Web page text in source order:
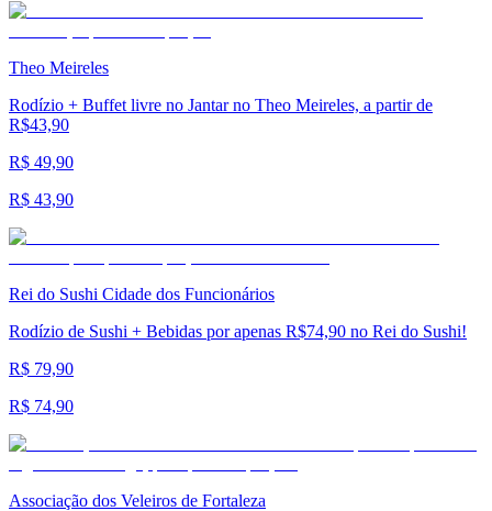
Theo Meireles
Rodízio + Buffet livre no Jantar no Theo Meireles, a partir de
R$43,90
R$ 49,90
R$ 43,90
Rei do Sushi Cidade dos Funcionários
Rodízio de Sushi + Bebidas por apenas R$74,90 no Rei do Sushi!
R$ 79,90
R$ 74,90
Associação dos Veleiros de Fortaleza